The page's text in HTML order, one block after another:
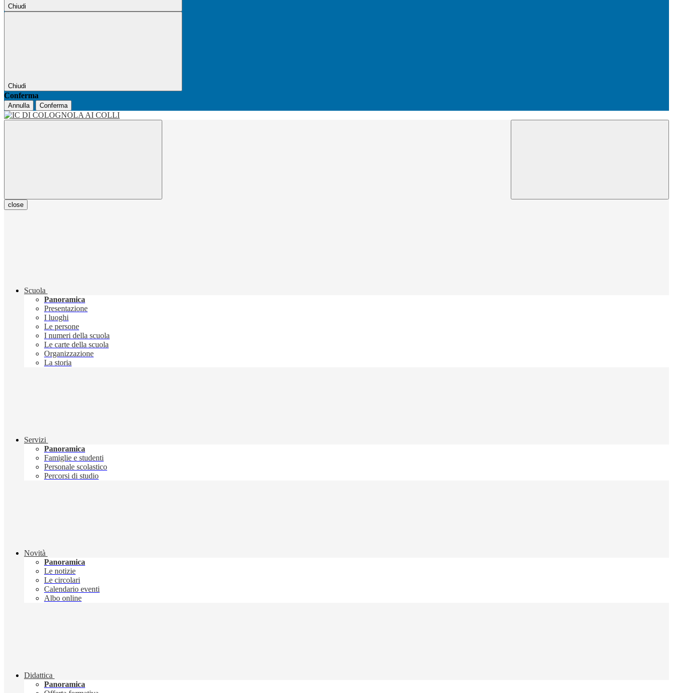
Chiudi
Chiudi
Conferma
Annulla Conferma
close
Scuola
Panoramica
Presentazione
I luoghi
Le persone
I numeri della scuola
Le carte della scuola
Organizzazione
La storia
Servizi
Panoramica
Famiglie e studenti
Personale scolastico
Percorsi di studio
Novità
Panoramica
Le notizie
Le circolari
Calendario eventi
Albo online
Didattica
Panoramica